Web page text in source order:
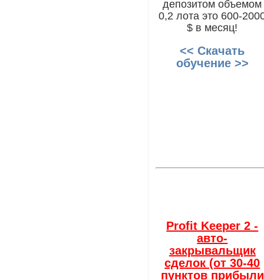
депозитом объемом
0,2 лота это 600-
$ в месяц!
<< Скачать
обучение >>
Profit Keeper 2 -
авто-
закрывальщик
сделок (от 30-40
пунктов прибыли